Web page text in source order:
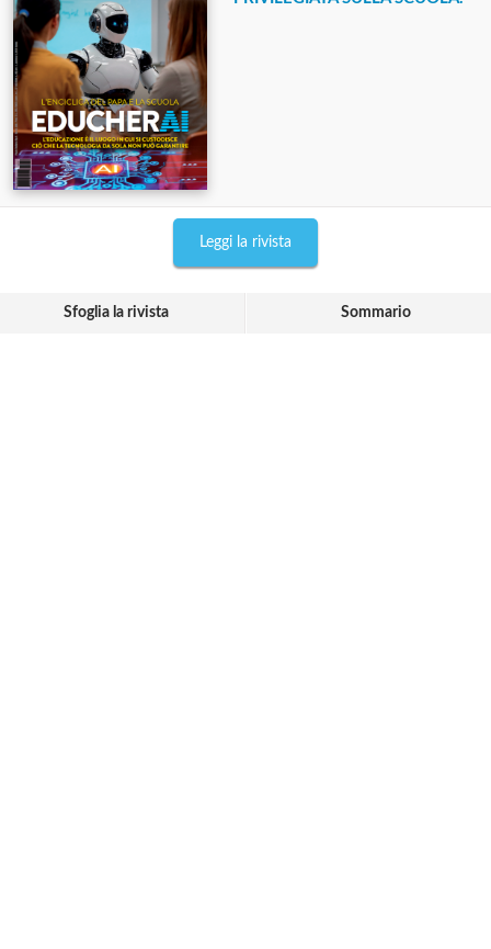
Leggi la rivista
Sfoglia la rivista Sommario